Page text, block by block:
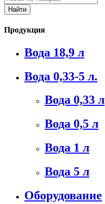
Продукция
Вода 18,9 л
Вода 0,33-5 л.
Вода 0,33 л
Вода 0,5 л
Вода 1 л
Вода 5 л
Оборудование